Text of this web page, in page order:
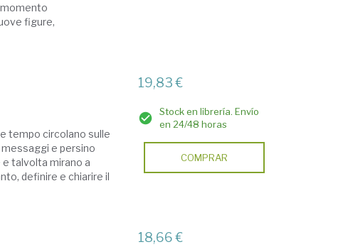
momento
figure,
tempo circolano sulle
e persino
talvolta mirano a
definire e chiarire il
19,83 €
Stock en librería. Envío
en 24/48 horas
COMPRAR
18,66 €